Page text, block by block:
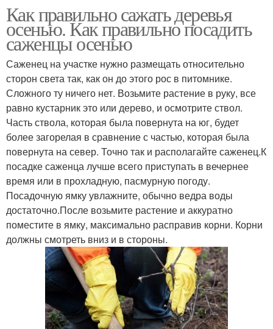
Как правильно сажать деревья
осенью. Как правильно посадить
саженцы осенью
Саженец на участке нужно размещать относительно
сторон света так, как он до этого рос в питомнике.
Сложного ту ничего нет. Возьмите растение в руку, все
равно кустарник это или дерево, и осмотрите ствол.
Часть ствола, которая была повернута на юг, будет
более загорелая в сравнение с частью, которая была
повернута на север. Точно так и располагайте саженец.К
посадке саженца лучше всего приступать в вечернее
время или в прохладную, пасмурную погоду.
Посадочную ямку увлажните, обычно ведра воды
достаточно.После возьмите растение и аккуратно
поместите в ямку, максимально расправив корни. Корни
должны смотреть вниз и в стороны.